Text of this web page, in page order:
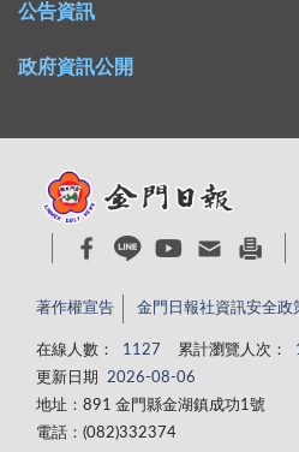
公告資訊
政府資訊公開
著作權宣告 金門日報社資訊安全政
在線人數： 1127 累計瀏覽人次：
更新日期
2026-08-06
地址：891 金門縣金湖鎮成功1號
電話：(082)332374